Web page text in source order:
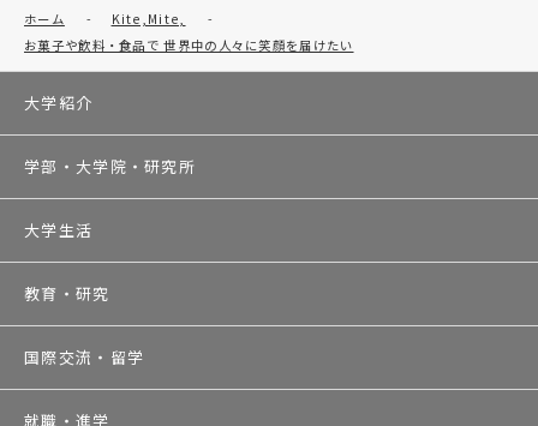
ホーム - Kite,Mite,
-
お菓子や飲料・食品で 世界中の人々に笑顔を届けたい
大学紹介
学部・大学院・研究所
大学生活
教育・研究
国際交流・留学
就職・進学